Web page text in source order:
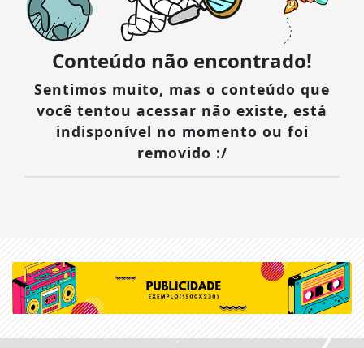
Conteúdo não encontrado!
Sentimos muito, mas o conteúdo que
você tentou acessar não existe, está
indisponível no momento ou foi
removido :/